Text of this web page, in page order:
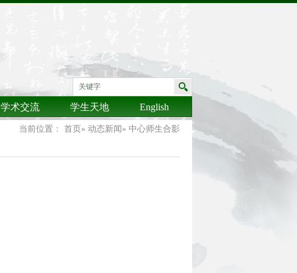
学术交流 学生天地 English
当前位置： 首页 » 动态新闻 » 中心师生合影